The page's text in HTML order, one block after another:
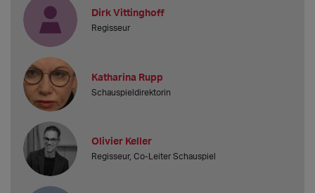
Dirk Vittinghoff
Regisseur
Katharina Rupp
Schauspieldirektorin
Olivier Keller
Regisseur, Co-Leiter Schauspiel